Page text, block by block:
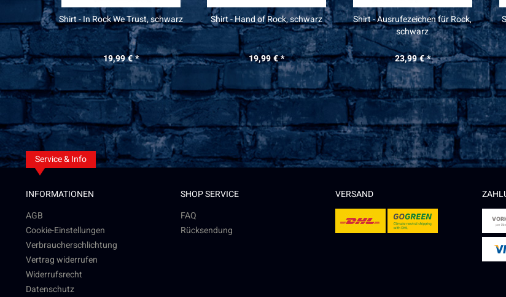
Shirt - In Rock We Trust, schwarz
19,99 € *
Shirt - Hand of Rock, schwarz
19,99 € *
Shirt - Ausrufezeichen für Rock,
schwarz
23,99 € *
Service & Info
INFORMATIONEN
AGB
Cookie-Einstellungen
Verbraucherschlichtung
Vertrag widerrufen
Widerrufsrecht
Datenschutz
SHOP SERVICE
FAQ
Rücksendung
VERSAND